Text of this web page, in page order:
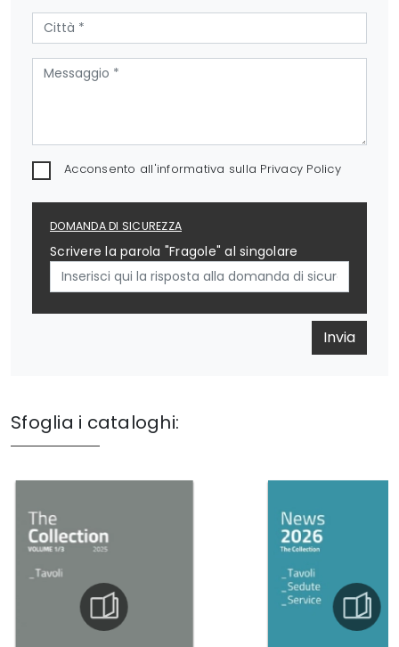
Acconsento all'informativa sulla Privacy Policy
DOMANDA DI SICUREZZA
Scrivere la parola "Fragole" al singolare
Invia
Sfoglia i cataloghi: